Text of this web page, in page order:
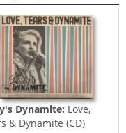
Dynamite: Love,
& Dynamite (CD)